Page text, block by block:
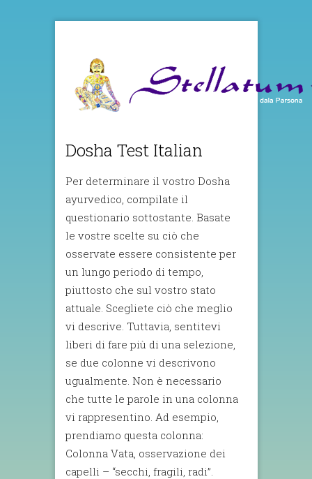
Dosha Test Italian
Per determinare il vostro Dosha
ayurvedico, compilate il
questionario sottostante. Basate
le vostre scelte su ciò che
osservate essere consistente per
un lungo periodo di tempo,
piuttosto che sul vostro stato
attuale. Scegliete ciò che meglio
vi descrive. Tuttavia, sentitevi
liberi di fare più di una selezione,
se due colonne vi descrivono
ugualmente. Non è necessario
che tutte le parole in una colonna
vi rappresentino. Ad esempio,
prendiamo questa colonna:
Colonna Vata, osservazione dei
capelli – “secchi, fragili, radi”.